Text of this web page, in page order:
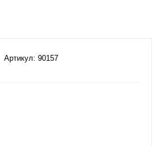
Артикул: 90157